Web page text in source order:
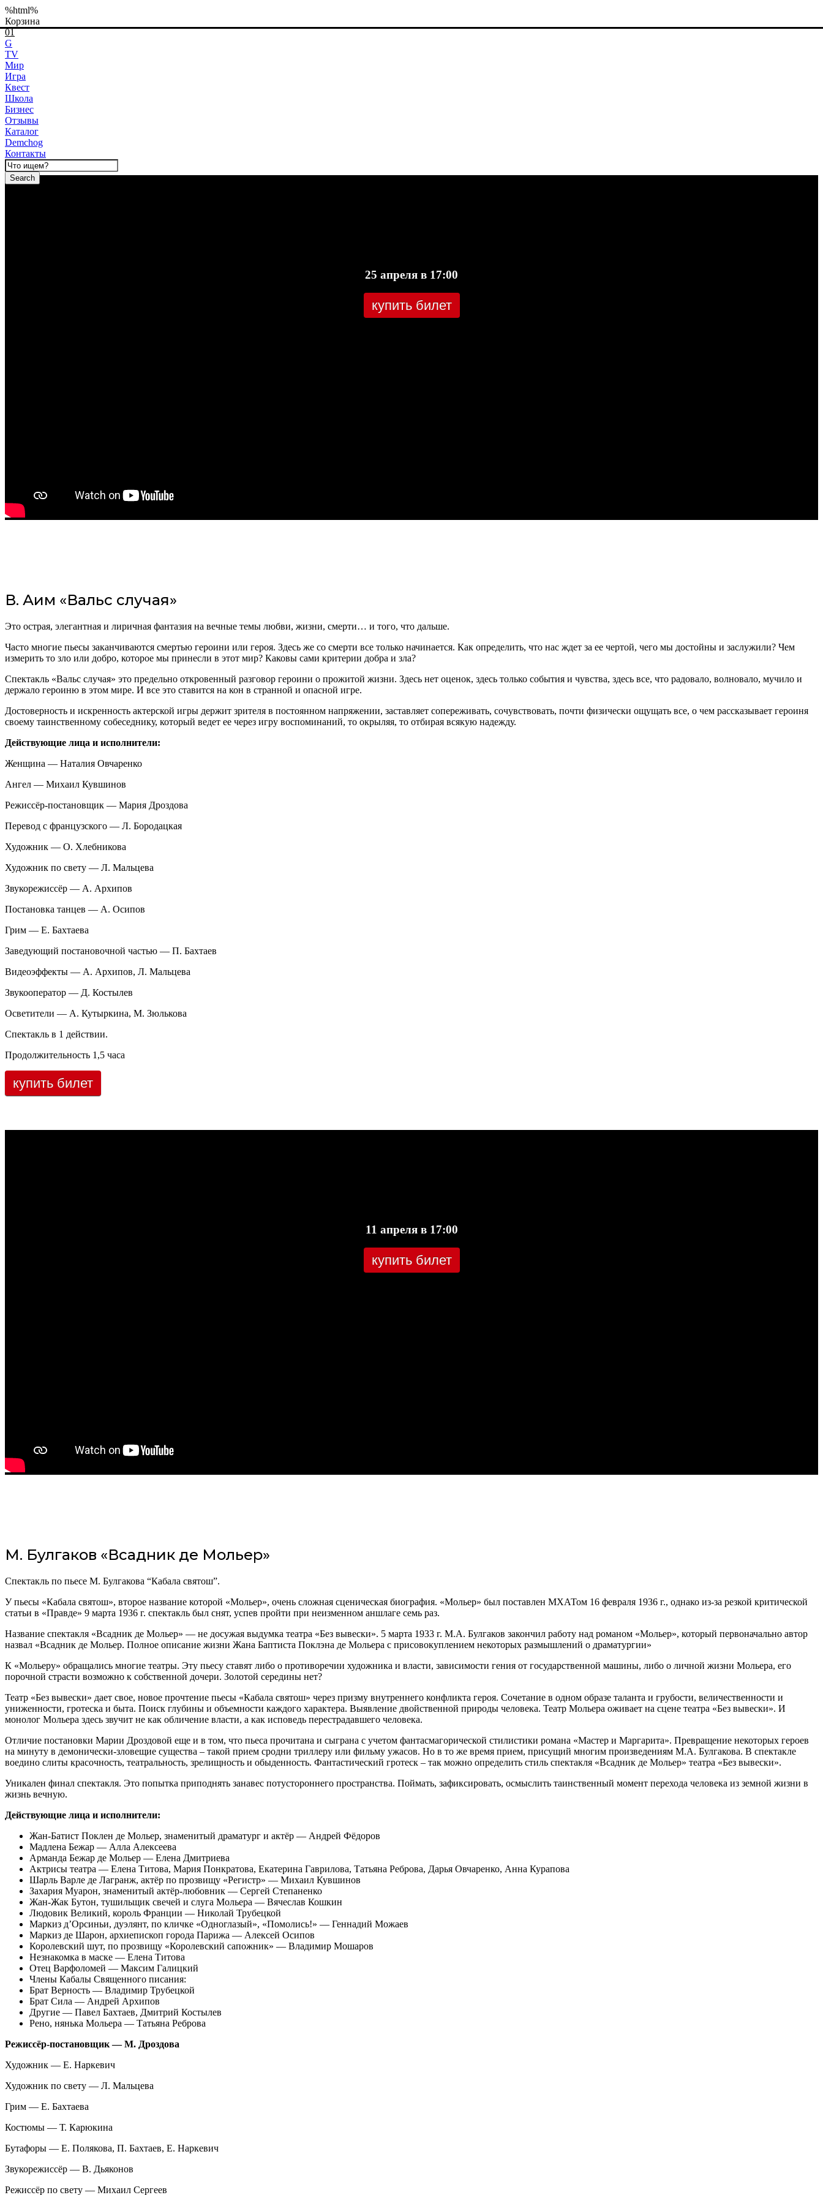
%html%
Корзина
01
G
TV
Мир
Игра
Квест
Школа
Бизнес
Отзывы
Каталог
Demchog
Контакты
Search
25 апреля в 17:00
купить билет
В. Аим «Вальс случая»
Это острая, элегантная и лиричная фантазия на вечные темы любви, жизни, смерти… и того, что дальше.
Часто многие пьесы заканчиваются смертью героини или героя. Здесь же со смерти все только начинается. Как определить, что нас ждет за ее чертой, чего мы достойны и заслужили? Чем
измерить то зло или добро, которое мы принесли в этот мир? Каковы сами критерии добра и зла?
Спектакль «Вальс случая» это предельно откровенный разговор героини о прожитой жизни. Здесь нет оценок, здесь только события и чувства, здесь все, что радовало, волновало, мучило и
держало героиню в этом мире. И все это ставится на кон в странной и опасной игре.
Достоверность и искренность актерской игры держит зрителя в постоянном напряжении, заставляет сопереживать, сочувствовать, почти физически ощущать все, о чем рассказывает героиня
своему таинственному собеседнику, который ведет ее через игру воспоминаний, то окрыляя, то отбирая всякую надежду.
Действующие лица и исполнители:
Женщина — Наталия Овчаренко
Ангел — Михаил Кувшинов
Режиссёр-постановщик — Мария Дроздова
Перевод с французского — Л. Бородацкая
Художник — О. Хлебникова
Художник по свету — Л. Мальцева
Звукорежиссёр — А. Архипов
Постановка танцев — А. Осипов
Грим — Е. Бахтаева
Заведующий постановочной частью — П. Бахтаев
Видеоэффекты — А. Архипов, Л. Мальцева
Звукооператор — Д. Костылев
Осветители — А. Кутыркина, М. Зюлькова
Спектакль в 1 действии.
Продолжительность 1,5 часа
купить билет
11 апреля в 17:00
купить билет
М. Булгаков «Всадник де Мольер»
Спектакль по пьесе М. Булгакова “Кабала святош”.
У пьесы «Кабала святош», второе название которой «Мольер», очень сложная сценическая биография. «Мольер» был поставлен МХАТом 16 февраля 1936 г., однако из-за резкой критической
статьи в «Правде» 9 марта 1936 г. спектакль был снят, успев пройти при неизменном аншлаге семь раз.
Название спектакля «Всадник де Мольер» — не досужая выдумка театра «Без вывески». 5 марта 1933 г. М.А. Булгаков закончил работу над романом «Мольер», который первоначально автор
назвал «Всадник де Мольер. Полное описание жизни Жана Баптиста Поклэна де Мольера с присовокуплением некоторых размышлений о драматургии»
К «Мольеру» обращались многие театры. Эту пьесу ставят либо о противоречии художника и власти, зависимости гения от государственной машины, либо о личной жизни Мольера, его
порочной страсти возможно к собственной дочери. Золотой середины нет?
Театр «Без вывески» дает свое, новое прочтение пьесы «Кабала святош» через призму внутреннего конфликта героя. Сочетание в одном образе таланта и грубости, величественности и
униженности, гротеска и быта. Поиск глубины и объемности каждого характера. Выявление двойственной природы человека. Театр Мольера оживает на сцене театра «Без вывески». И
монолог Мольера здесь звучит не как обличение власти, а как исповедь перестрадавшего человека.
Отличие постановки Марии Дроздовой еще и в том, что пьеса прочитана и сыграна с учетом фантасмагорической стилистики романа «Мастер и Маргарита». Превращение некоторых героев
на минуту в демонически-зловещие существа – такой прием сродни триллеру или фильму ужасов. Но в то же время прием, присущий многим произведениям М.А. Булгакова. В спектакле
воедино слиты красочность, театральность, зрелищность и обыденность. Фантастический гротеск – так можно определить стиль спектакля «Всадник де Мольер» театра «Без вывески».
Уникален финал спектакля. Это попытка приподнять занавес потустороннего пространства. Поймать, зафиксировать, осмыслить таинственный момент перехода человека из земной жизни в
жизнь вечную.
Действующие лица и исполнители:
Жан-Батист Поклен де Мольер, знаменитый драматург и актёр — Андрей Фёдоров
Мадлена Бежар — Алла Алексеева
Арманда Бежар де Мольер — Елена Дмитриева
Актрисы театра — Елена Титова, Мария Понкратова, Екатерина Гаврилова, Татьяна Реброва, Дарья Овчаренко, Анна Курапова
Шарль Варле де Лагранж, актёр по прозвищу «Регистр» — Михаил Кувшинов
Захария Муарон, знаменитый актёр-любовник — Сергей Степаненко
Жан-Жак Бутон, тушильщик свечей и слуга Мольера — Вячеслав Кошкин
Людовик Великий, король Франции — Николай Трубецкой
Маркиз д’Орсиньи, дуэлянт, по кличке «Одноглазый», «Помолись!» — Геннадий Можаев
Маркиз де Шарон, архиепископ города Парижа — Алексей Осипов
Королевский шут, по прозвищу «Королевский сапожник» — Владимир Мошаров
Незнакомка в маске — Елена Титова
Отец Варфоломей — Максим Галицкий
Члены Кабалы Священного писания:
Брат Верность — Владимир Трубецкой
Брат Сила — Андрей Архипов
Другие — Павел Бахтаев, Дмитрий Костылев
Рено, нянька Мольера — Татьяна Реброва
Режиссёр-постановщик — М. Дроздова
Художник — Е. Наркевич
Художник по свету — Л. Мальцева
Грим — Е. Бахтаева
Костюмы — Т. Карюкина
Бутафоры — Е. Полякова, П. Бахтаев, Е. Наркевич
Звукорежиссёр — В. Дьяконов
Режиссёр по свету — Михаил Сергеев